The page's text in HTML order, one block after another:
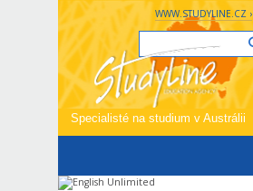
WWW.STUDYLINE.CZ ›
Specialisté na studium v Austrálii